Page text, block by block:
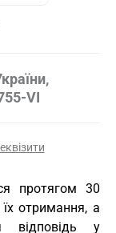
VI
протягом 30
отримання, а
відповідь у